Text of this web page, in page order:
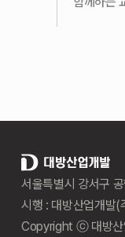
서울특별시 강서구
시행 : 대방산업개발
Copyright ⓒ 대방